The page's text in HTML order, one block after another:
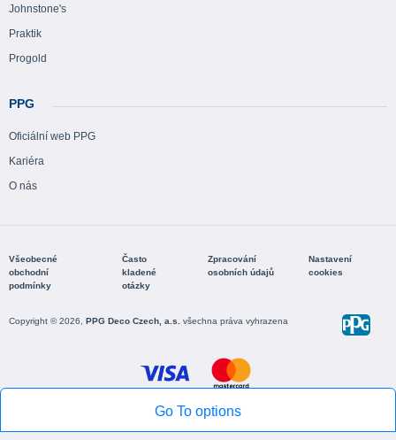
Go To options
Johnstone's
Praktik
Progold
PPG
Oficiální web PPG
Kariéra
O nás
Všeobecné
obchodní
podmínky
Často
kladené
otázky
Zpracování
osobních údajů
Nastavení
cookies
Copyright © 2026, PPG Deco Czech, a.s. všechna práva vyhrazena